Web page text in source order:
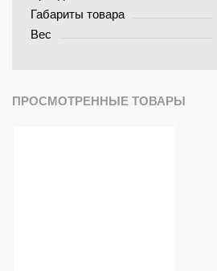
Габариты товара
Вес
ПРОСМОТРЕННЫЕ ТОВАРЫ